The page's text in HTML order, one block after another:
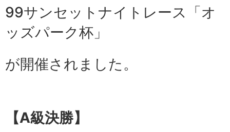
99サンセットナイトレース「オ
ッズパーク杯」
が開催されました。
【A級決勝】